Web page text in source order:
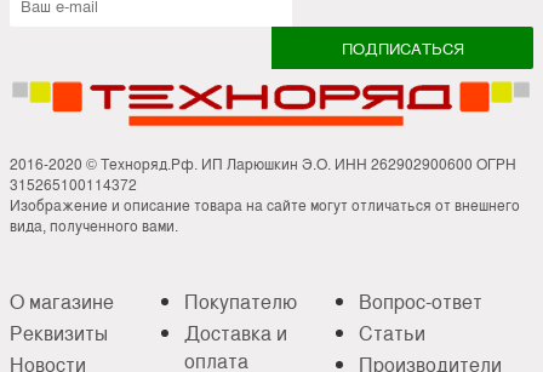
2016-2020 © Техноряд.Рф. ИП Ларюшкин Э.О. ИНН 262902900600 ОГРН
315265100114372
Изображение и описание товара на сайте могут отличаться от внешнего
вида, полученного вами.
О магазине
Реквизиты
Новости
Покупателю
Доставка и
оплата
Вопрос-ответ
Статьи
Производители